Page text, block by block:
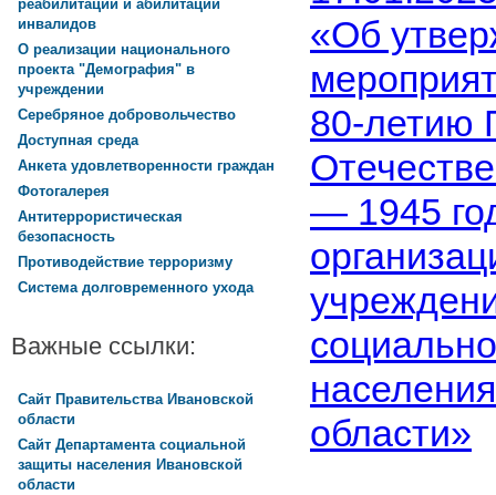
«Об
80-летию
— 1945
области»
реабилитации и абилитации
инвалидов
О реализации национального
проекта "Демография" в
учреждении
Серебряное добровольчество
Доступная среда
Анкета удовлетворенности граждан
Фотогалерея
Антитеррористическая
безопасность
Противодействие терроризму
Система долговременного ухода
Важные ссылки:
Сайт Правительства Ивановской
области
Сайт Департамента социальной
защиты населения Ивановской
области